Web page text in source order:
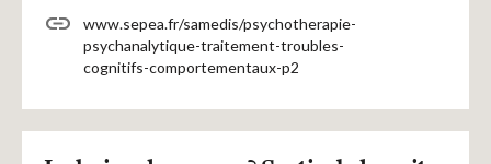
www.sepea.fr/samedis/psychotherapie-
psychanalytique-traitement-troubles-
cognitifs-comportementaux-p2